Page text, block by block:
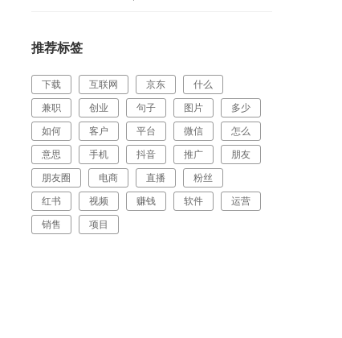
推荐标签
下载 互联网 京东
什么
兼职
创业 句子 图片
多少
如何
客户 平台 微信
怎么
意思
手机 抖音 推广
朋友
朋友圈
电商 直播
粉丝
红书
视频 赚钱 软件
运营
销售
项目